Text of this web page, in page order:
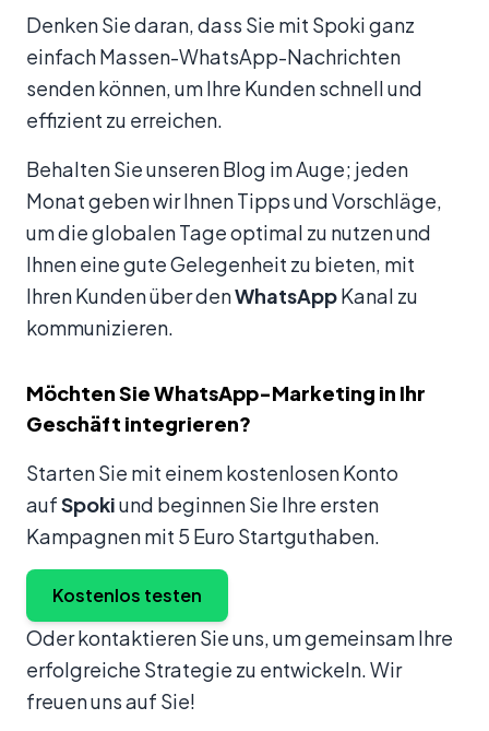
Denken Sie daran, dass Sie mit Spoki ganz
einfach Massen-WhatsApp-Nachrichten
senden können, um Ihre Kunden schnell und
effizient zu erreichen.
Behalten Sie unseren Blog im Auge; jeden
Monat geben wir Ihnen Tipps und Vorschläge,
um die globalen Tage optimal zu nutzen und
Ihnen eine gute Gelegenheit zu bieten, mit
Ihren Kunden über denWhatsAppKanal zu
kommunizieren.
Möchten Sie WhatsApp-Marketing in Ihr
Geschäft integrieren?
Starten Sie mit einem kostenlosen Konto
aufSpokiund beginnen Sie Ihre ersten
Kampagnen mit 5 Euro Startguthaben.
Kostenlos testen
Oder kontaktieren Sie uns, um gemeinsam Ihre
erfolgreiche Strategie zu entwickeln. Wir
freuen uns auf Sie!